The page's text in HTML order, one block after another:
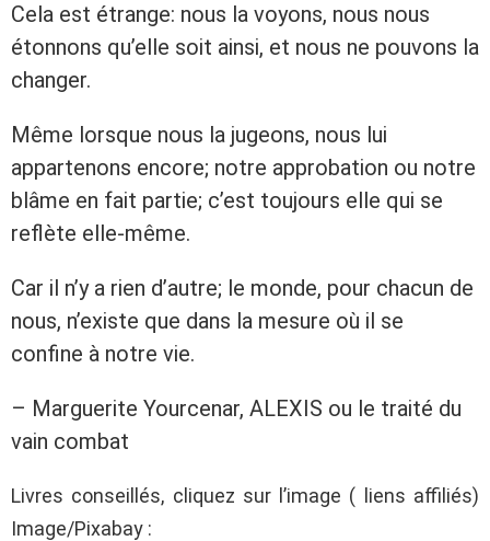
Cela est étrange: nous la voyons, nous nous
étonnons qu’elle soit ainsi, et nous ne pouvons la
changer.
Même lorsque nous la jugeons, nous lui
appartenons encore; notre approbation ou notre
blâme en fait partie; c’est toujours elle qui se
reflète elle-même.
Car il n’y a rien d’autre; le monde, pour chacun de
nous, n’existe que dans la mesure où il se
confine à notre vie.
– Marguerite Yourcenar, ALEXIS ou le traité du
vain combat
Livres conseillés, cliquez sur l’image ( liens affiliés)
Image/Pixabay :